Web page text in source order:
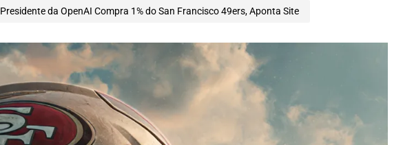
Presidente da OpenAI Compra 1% do San Francisco 49ers, Aponta Site